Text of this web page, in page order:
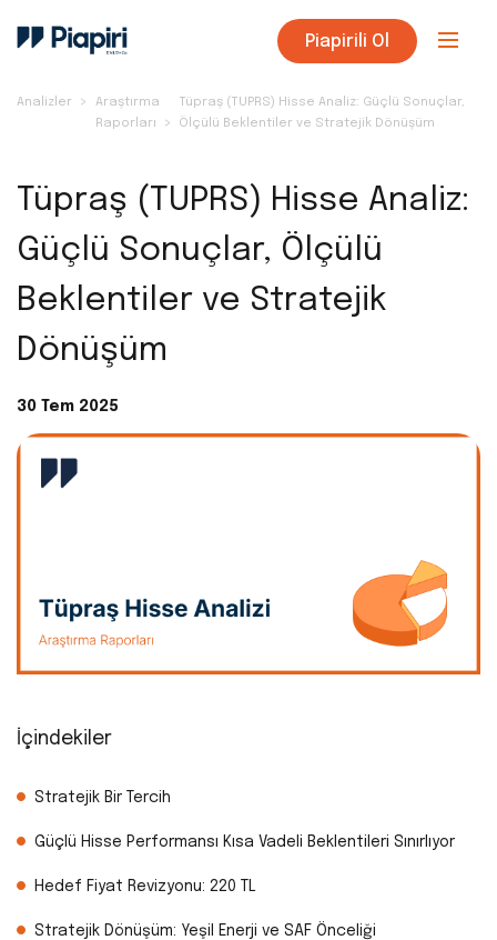
Piapirili Ol
Analizler
Araştırma
Raporları
Tüpraş (TUPRS) Hisse Analiz: Güçlü Sonuçlar,
Ölçülü Beklentiler ve Stratejik Dönüşüm
Tüpraş (TUPRS) Hisse Analiz:
Güçlü Sonuçlar, Ölçülü
Beklentiler ve Stratejik
Dönüşüm
30 Tem 2025
İçindekiler
Stratejik Bir Tercih
Güçlü Hisse Performansı Kısa Vadeli Beklentileri Sınırlıyor
Hedef Fiyat Revizyonu: 220 TL
Stratejik Dönüşüm: Yeşil Enerji ve SAF Önceliği